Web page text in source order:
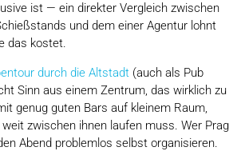
ist — ein direkter Vergleich zwischen
und dem einer Agentur lohnt
das kostet.
durch die Altstadt (auch als Pub
Sinn aus einem Zentrum, das wirklich zu
genug guten Bars auf kleinem Raum,
zwischen ihnen laufen muss. Wer Prag
Abend problemlos selbst organisieren.